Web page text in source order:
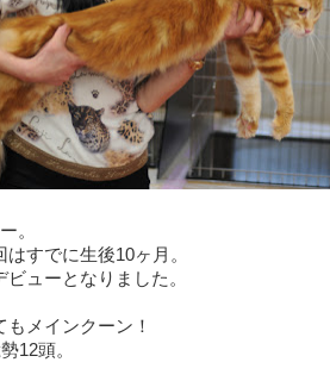
。
すでに生後10ヶ月。
ューとなりました。
メインクーン！
12頭。